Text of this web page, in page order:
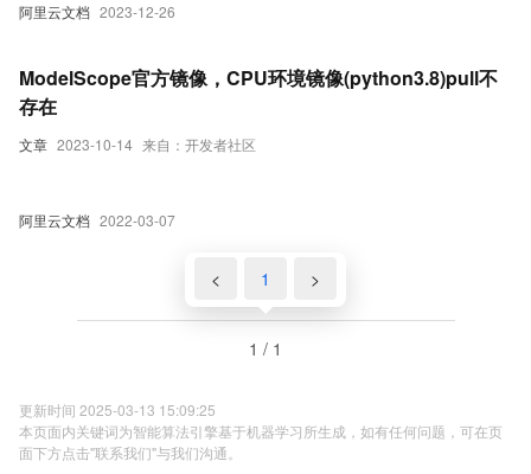
阿里云文档 2023-12-26
文章 2023-10-14 来自：开发者社区
ModelScope官方镜像，CPU环境镜像(python3.8)pull不
存在
阿里云文档 2022-03-07
< 1 >
1 / 1
更新时间 2025-03-13 15:09:25
本页面内关键词为智能算法引擎基于机器学习所生成，如有任何问题，可在页
面下方点击"联系我们"与我们沟通。